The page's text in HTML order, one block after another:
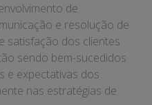
de
e resolução de
satisfação dos clientes
sendo bem-sucedidos
e expectativas dos
nas estratégias de